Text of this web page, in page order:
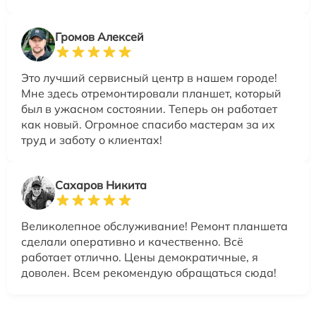
Громов Алексей
Это лучший сервисный центр в нашем городе!
Мне здесь отремонтировали планшет, который
был в ужасном состоянии. Теперь он работает
как новый. Огромное спасибо мастерам за их
труд и заботу о клиентах!
Сахаров Никита
Великолепное обслуживание! Ремонт планшета
сделали оперативно и качественно. Всё
работает отлично. Цены демократичные, я
доволен. Всем рекомендую обращаться сюда!